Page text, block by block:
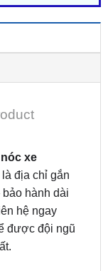
xe
hành dài
hệ ngay
được đội ngũ
ích và